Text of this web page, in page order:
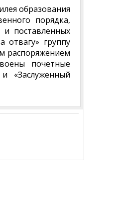
образования
порядка,
и поставленных
отвагу» группу
распоряжением
почетные
«Заслуженный